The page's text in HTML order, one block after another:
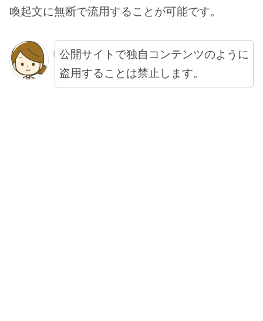
喚起文に無断で流用することが可能です。
公開サイトで独自コンテンツのように
盗用することは禁止します。